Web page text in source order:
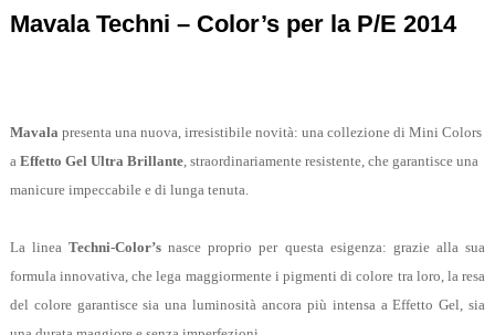
Mavala Techni – Color’s per la P/E 2014
Mavala presenta una nuova, irresistibile novità: una collezione di Mini Colors
a Effetto Gel Ultra Brillante, straordinariamente resistente, che garantisce una
manicure impeccabile e di lunga tenuta.
La lineaTechni-Color’s nasce proprio per questa esigenza: grazie alla sua
formula innovativa, che lega maggiormente i pigmenti di colore tra loro, la resa
del colore garantisce sia una luminosità ancora più intensa a Effetto Gel, sia